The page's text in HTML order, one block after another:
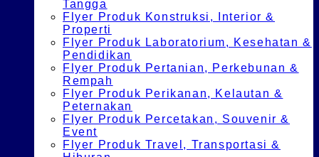
Tangga
Flyer Produk Konstruksi, Interior &
Properti
Flyer Produk Laboratorium, Kesehatan &
Pendidikan
Flyer Produk Pertanian, Perkebunan &
Rempah
Flyer Produk Perikanan, Kelautan &
Peternakan
Flyer Produk Percetakan, Souvenir &
Event
Flyer Produk Travel, Transportasi &